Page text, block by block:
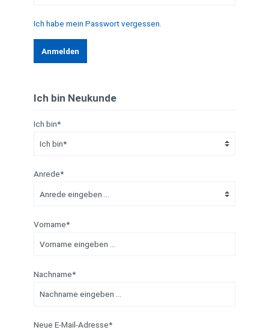
Ich habe mein Passwort vergessen.
Anmelden
Ich bin Neukunde
Ich bin*
Anrede*
Vorname*
Nachname*
Neue E-Mail-Adresse*